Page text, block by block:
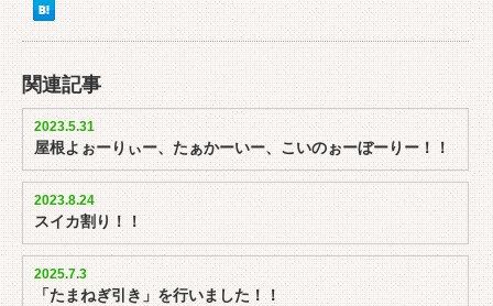
関連記事
2023.5.31
屋根よぉーりぃー、たぁかーいー、こいのぉーぼーりー！！
2023.8.24
スイカ割り！！
2025.7.3
「たまねぎ引き」を行いました！！